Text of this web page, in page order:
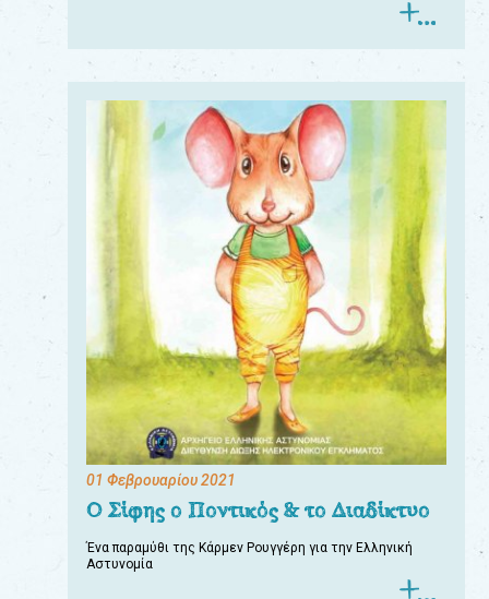
01 Φεβρουαρίου 2021
Ο Σίφης ο Ποντικός & το Διαδίκτυο
Ένα παραμύθι της Κάρμεν Ρουγγέρη για την Ελληνική
Αστυνομία